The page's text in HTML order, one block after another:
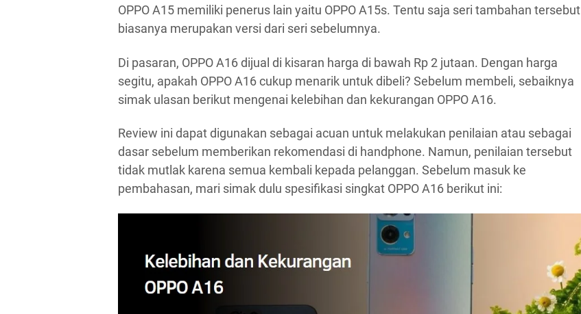
OPPO A15 memiliki penerus lain yaitu OPPO A15s. Tentu saja seri tambahan tersebut
biasanya merupakan versi dari seri sebelumnya.
Di pasaran, OPPO A16 dijual di kisaran harga di bawah Rp 2 jutaan. Dengan harga
segitu, apakah OPPO A16 cukup menarik untuk dibeli? Sebelum membeli, sebaiknya
simak ulasan berikut mengenai kelebihan dan kekurangan OPPO A16.
Review ini dapat digunakan sebagai acuan untuk melakukan penilaian atau sebagai
dasar sebelum memberikan rekomendasi di handphone. Namun, penilaian tersebut
tidak mutlak karena semua kembali kepada pelanggan. Sebelum masuk ke
pembahasan, mari simak dulu spesifikasi singkat OPPO A16 berikut ini: